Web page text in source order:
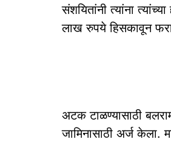
संशयितांनी त्यांना
लाख रुपये हिसकावून
अटक टाळण्यासाठी
जामिनासाठी अर्ज केला.